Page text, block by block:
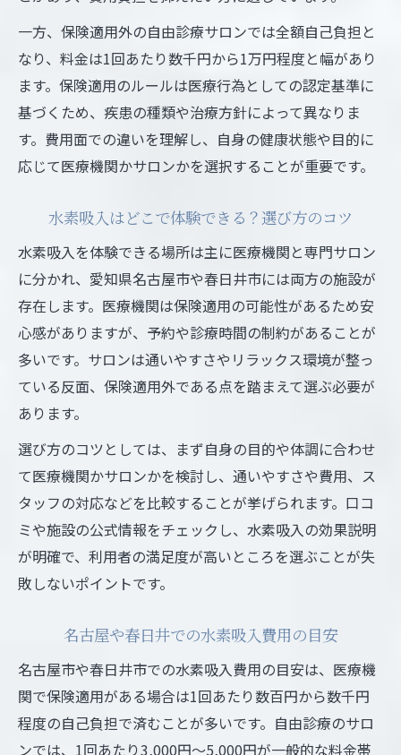
一方、保険適用外の自由診療サロンでは全額自己負担と
なり、料金は1回あたり数千円から1万円程度と幅があり
ます。保険適用のルールは医療行為としての認定基準に
基づくため、疾患の種類や治療方針によって異なりま
す。費用面での違いを理解し、自身の健康状態や目的に
応じて医療機関かサロンかを選択することが重要です。
水素吸入はどこで体験できる？選び方のコツ
水素吸入を体験できる場所は主に医療機関と専門サロン
に分かれ、愛知県名古屋市や春日井市には両方の施設が
存在します。医療機関は保険適用の可能性があるため安
心感がありますが、予約や診療時間の制約があることが
多いです。サロンは通いやすさやリラックス環境が整っ
ている反面、保険適用外である点を踏まえて選ぶ必要が
あります。
選び方のコツとしては、まず自身の目的や体調に合わせ
て医療機関かサロンかを検討し、通いやすさや費用、ス
タッフの対応などを比較することが挙げられます。口コ
ミや施設の公式情報をチェックし、水素吸入の効果説明
が明確で、利用者の満足度が高いところを選ぶことが失
敗しないポイントです。
名古屋や春日井での水素吸入費用の目安
名古屋市や春日井市での水素吸入費用の目安は、医療機
関で保険適用がある場合は1回あたり数百円から数千円
程度の自己負担で済むことが多いです。自由診療のサロ
ンでは、1回あたり3,000円〜5,000円が一般的な料金帯